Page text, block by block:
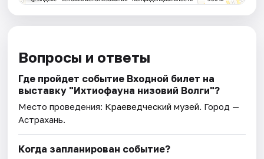
Вопросы и ответы
Где пройдет событие Входной билет на
выставку "Ихтиофауна низовий Волги"?
Место проведения: Краеведческий музей. Город —
Астрахань.
Когда запланирован событие?